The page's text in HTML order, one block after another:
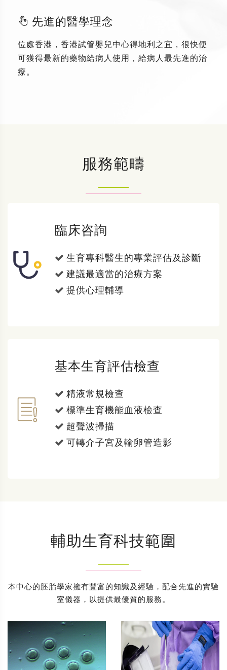
先進的醫學理念
位處香港，香港試管嬰兒中心得地利之宜，很快便
可獲得最新的藥物給病人使用，給病人最先進的治
療。
服務範疇
臨床咨詢
生育專科醫生的專業評估及診斷
建議最適當的治療方案
提供心理輔導
基本生育評估檢查
精液常規檢查
標準生育機能血液檢查
超聲波掃描
可轉介子宮及輸卵管造影
輔助生育科技範圍
本中心的胚胎學家擁有豐富的知識及經驗，配合先進的實驗
室儀器，以提供最優質的服務。